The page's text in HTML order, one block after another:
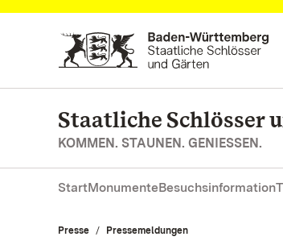
Zum Hauptinhalt springen
Staatliche Schlösser
KOMMEN. STAUNEN. GENIESSEN.
StartMonumenteBesuchsinformation
Presse Pressemeldungen